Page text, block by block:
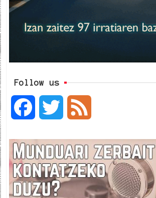
Follow us
c
e
i
t
e
d